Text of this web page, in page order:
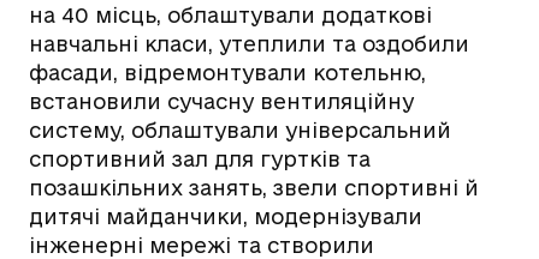
на 40 місць, облаштували додаткові
навчальні класи, утеплили та оздобили
фасади, відремонтували котельню,
встановили сучасну вентиляційну
систему, облаштували універсальний
спортивний зал для гуртків та
позашкільних занять, звели спортивні й
дитячі майданчики, модернізували
інженерні мережі та створили